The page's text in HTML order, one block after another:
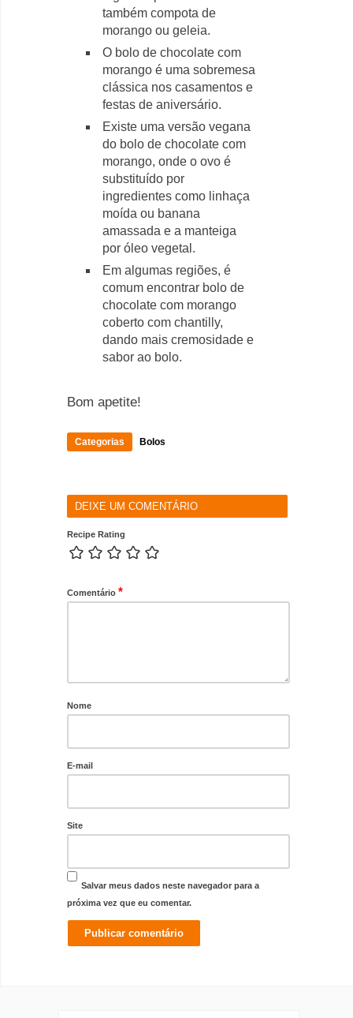
também compota de
morango ou geleia.
O bolo de chocolate com
morango é uma sobremesa
clássica nos casamentos e
festas de aniversário.
Existe uma versão vegana
do bolo de chocolate com
morango, onde o ovo é
substituído por
ingredientes como linhaça
moída ou banana
amassada e a manteiga
por óleo vegetal.
Em algumas regiões, é
comum encontrar bolo de
chocolate com morango
coberto com chantilly,
dando mais cremosidade e
sabor ao bolo.
Bom apetite!
Categorias Bolos
DEIXE UM COMENTÁRIO
Recipe Rating
Comentário *
Nome
E-mail
Site
Salvar meus dados neste navegador para a
próxima vez que eu comentar.